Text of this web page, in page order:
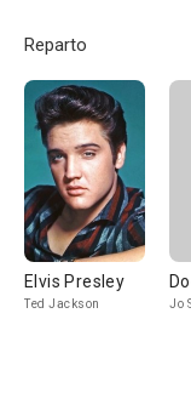
Reparto
Elvis Presley
Ted Jackson Jo